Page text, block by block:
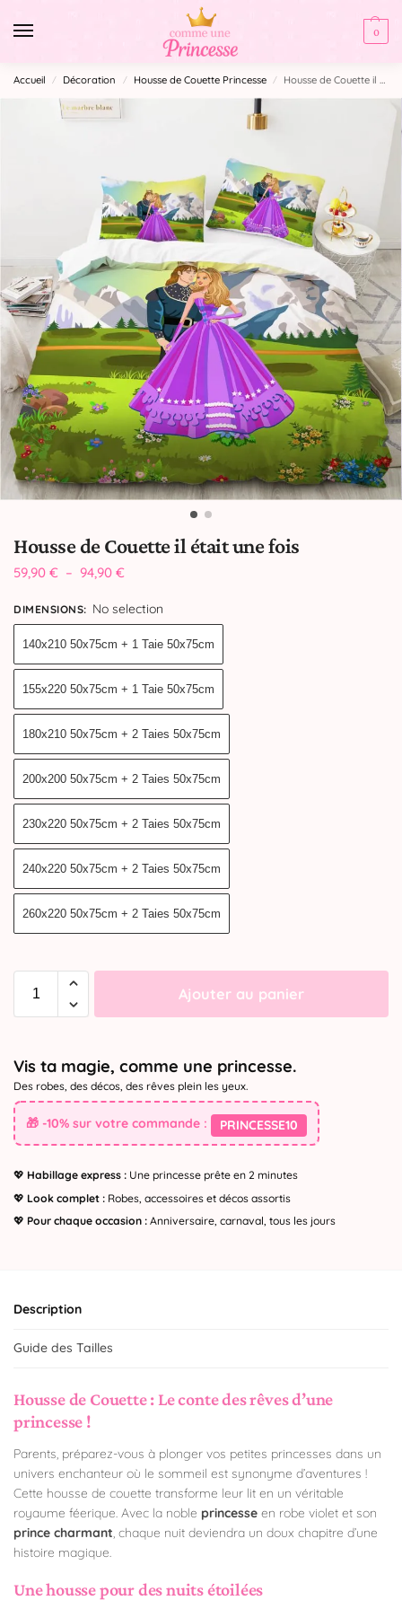
0
Accueil / Décoration / Housse de Couette Princesse / Housse de Couette il était une fois
Housse de Couette il était une fois
59,90 € – 94,90 €
DIMENSIONS: No selection
140x210 50x75cm + 1 Taie 50x75cm
155x220 50x75cm + 1 Taie 50x75cm
180x210 50x75cm + 2 Taies 50x75cm
200x200 50x75cm + 2 Taies 50x75cm
230x220 50x75cm + 2 Taies 50x75cm
240x220 50x75cm + 2 Taies 50x75cm
260x220 50x75cm + 2 Taies 50x75cm
Ajouter au panier
Vis ta magie, comme une princesse.
Des robes, des décos, des rêves plein les yeux.
🎁 -10% sur votre commande : PRINCESSE10
💖 Habillage express : Une princesse prête en 2 minutes
💖 Look complet : Robes, accessoires et décos assortis
💖 Pour chaque occasion : Anniversaire, carnaval, tous les jours
Description
Guide des Tailles
Housse de Couette : Le conte des rêves d’une
princesse !
Parents, préparez-vous à plonger vos petites princesses dans un
univers enchanteur où le sommeil est synonyme d’aventures !
Cette housse de couette transforme leur lit en un véritable
royaume féerique. Avec la noble princesse en robe violet et son
prince charmant , chaque nuit deviendra un doux chapitre d’une
histoire magique.
Une housse pour des nuits étoilées